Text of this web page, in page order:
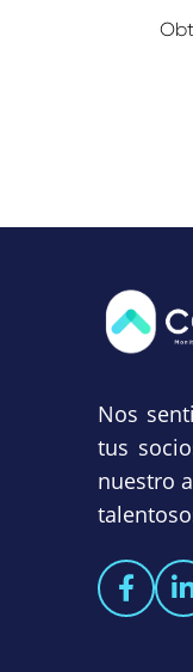
Nos
tus
nuestro